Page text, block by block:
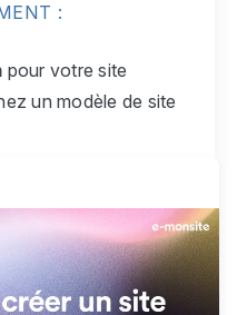
:
pour votre site
un modèle de site
à votre
le